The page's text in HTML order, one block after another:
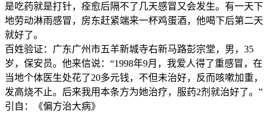
是吃药就是打针，痊愈后隔不了几天感冒又会发生。有一天下
地劳动淋雨感冒，房东赶紧端来一杯鸡蛋酒，他喝下后第二天
就好了。
百姓验证：广东广州市五羊新城寺右新马路彭宗堂，男，35
岁，保安员。他来信说：“1998年9月，我爱人得了重感冒，在
当地个体医生处花了20多元钱，不但未治好，反而咳嗽加重，
发高烧不止。后来我用本条方为她治疗，服药2剂就治好了。”
引自：《偏方治大病》